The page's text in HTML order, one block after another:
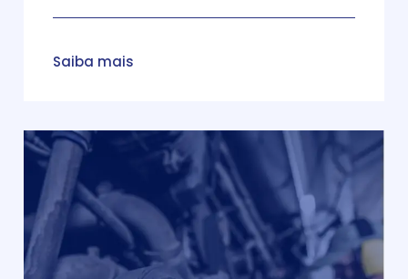
Saiba mais